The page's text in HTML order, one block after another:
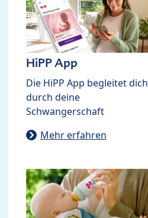
HiPP App
Die HiPP App begleitet dich
durch deine
Schwangerschaft
Mehr erfahren